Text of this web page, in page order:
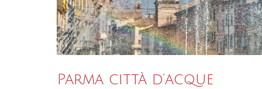
Parma città d’acque